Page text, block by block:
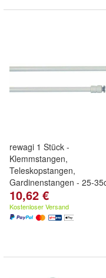
rewagi 1 Stück -
Klemmstangen,
Teleskopstangen,
Gardinenstangen - 25-
weiß
10,62 €
Kostenloser Versand